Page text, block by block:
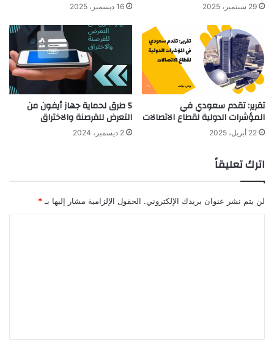
29 سبتمبر، 2025 16 ديسمبر، 2025
تقرير: تقدم سعودي في
المؤشرات الدولية لقطاع الاتصالات
22 أبريل، 2025
5 طرق لحماية جهاز أيفون من
التعرض للقرصنة والاختراق
2 ديسمبر، 2024
اترك تعليقاً
لن يتم نشر عنوان بريدك الإلكتروني. الحقول الإلزامية مشار إليها بـ *